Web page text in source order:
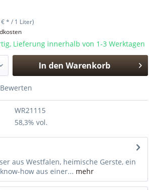
* / 1 Liter)
Lieferung innerhalb von 1-3 Werktagen
In den Warenkorb
Bewerten
WR21115
58,3% vol.
aus Westfalen, heimische Gerste, ein
how aus einer... mehr